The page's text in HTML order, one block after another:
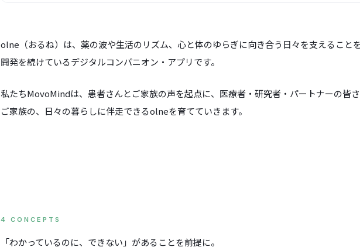
olne（おるね）は、薬の波や生活のリズム、心と体のゆらぎに向き合う日々を支えること
開発を続けているデジタルコンパニオン・アプリです。
私たちMovoMindは、患者さんとご家族の声を起点に、医療者・研究者・パートナーの皆
ご家族の、日々の暮らしに伴走できるolneを育てていきます。
4 CONCEPTS
「わかっているのに、できない」があることを前提に。